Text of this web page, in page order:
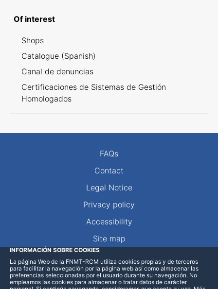
Of interest
Shops
Catalogue (Spanish)
Canal de denuncias
Certificaciones de Sistemas de Gestión
Homologados
FAQs
Contact
Legal Notice
Privacy policy
Accessibility
Site map
LinkedInFacebookWhatsApp
INFORMACIÓN SOBRE COOKIES
La página Web de la FNMT-RCM utiliza cookies propias y de terceros
para facilitar la navegación por la página web así como almacenar las
preferencias seleccionadas por el usuario durante su navegación. No
empleamos las cookies para almacenar o tratar datos de carácter